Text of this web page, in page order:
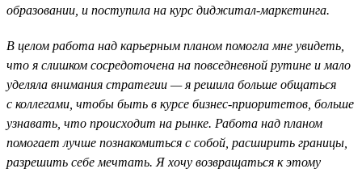
образовании, и поступила на курс диджитал-маркетинга.
В целом работа над карьерным планом помогла мне увидеть,
что я слишком сосредоточена на повседневной рутине и мало
уделяла внимания стратегии — я решила больше общаться
с коллегами, чтобы быть в курсе бизнес-приоритетов, больше
узнавать, что происходит на рынке. Работа над планом
помогает лучше познакомиться с собой, расширить границы,
разрешить себе мечтать. Я хочу возвращаться к этому